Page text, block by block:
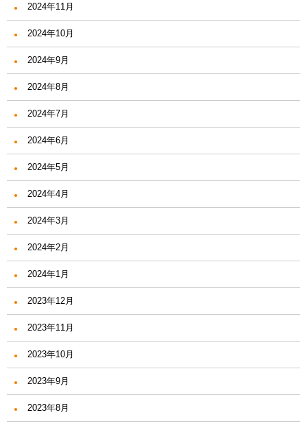
2024年11月
2024年10月
2024年9月
2024年8月
2024年7月
2024年6月
2024年5月
2024年4月
2024年3月
2024年2月
2024年1月
2023年12月
2023年11月
2023年10月
2023年9月
2023年8月